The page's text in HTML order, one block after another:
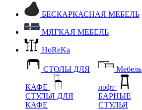
БЕСКАРКАСНАЯ МЕБЕЛЬ
МЯГКАЯ МЕБЕЛЬ
HoReKa
СТОЛЫ ДЛЯ
КАФЕ
СТУЛЬЯ ДЛЯ
КАФЕ
Мебель
лофт
БАРНЫЕ
СТУЛЬЯ